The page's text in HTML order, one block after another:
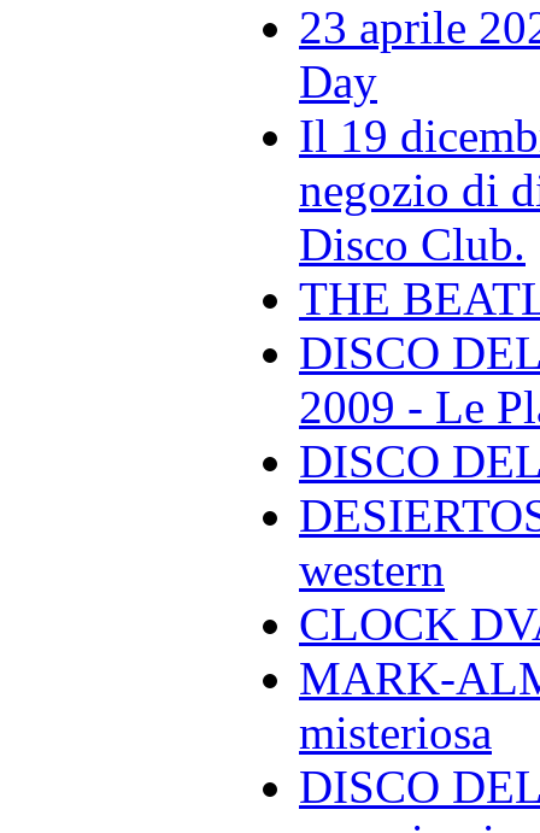
23 aprile
Day
Il 19
negozio di
Disco Club.
THE
DISCO
2009 - Le
DISCO
western
CLOCK
MARK-
misteriosa
DISCO